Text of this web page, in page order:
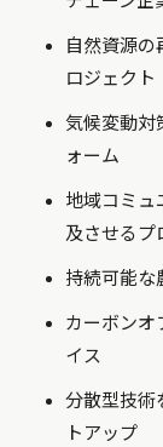
自然資源の
ロジェクト
気候変動対
ォーム
地域コミュ
及させるプ
持続可能な
カーボンオ
イス
分散型技術
トアップ